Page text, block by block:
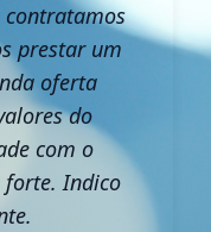
contratamos
prestar um
oferta
do
com o
forte. Indico